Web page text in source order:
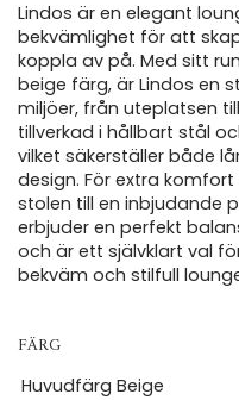
Lindos är en elegant
bekvämlighet för att
koppla av på. Med sitt
beige färg, är Lindos en
miljöer, från uteplatsen
tillverkad i hållbart stål
vilket säkerställer både
design. För extra
stolen till en inbjudande
erbjuder en perfekt
och är ett självklart val
bekväm och stilfull
FÄRG
Huvudfärg Beige